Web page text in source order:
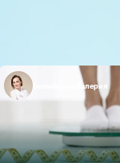
Безменова Валерия